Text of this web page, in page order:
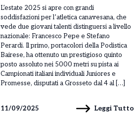
Pepe e Stefano Perardi
protagonisti
L’estate 2025 si apre con grandi
soddisfazioni per l’atletica canavesana, che
vede due giovani talenti distinguersi a livello
nazionale: Francesco Pepe e Stefano
Perardi. Il primo, portacolori della Podistica
Bairese, ha ottenuto un prestigioso quinto
posto assoluto nei 5000 metri su pista ai
Campionati italiani individuali Juniores e
Promesse, disputati a Grosseto dal 4 al […]
11/09/2025 Leggi Tutto